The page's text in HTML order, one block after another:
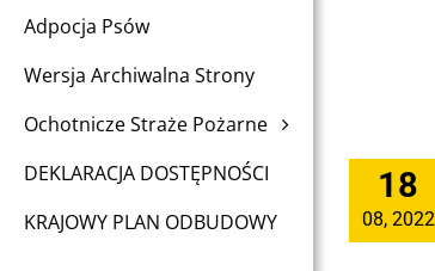
Adpocja Psów
Wersja Archiwalna Strony
Ochotnicze Straże Pożarne
DEKLARACJA DOSTĘPNOŚCI
KRAJOWY PLAN ODBUDOWY
18
08, 2022